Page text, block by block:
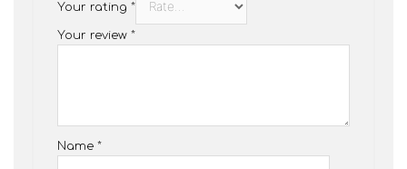
Your rating *
Your review *
Name *